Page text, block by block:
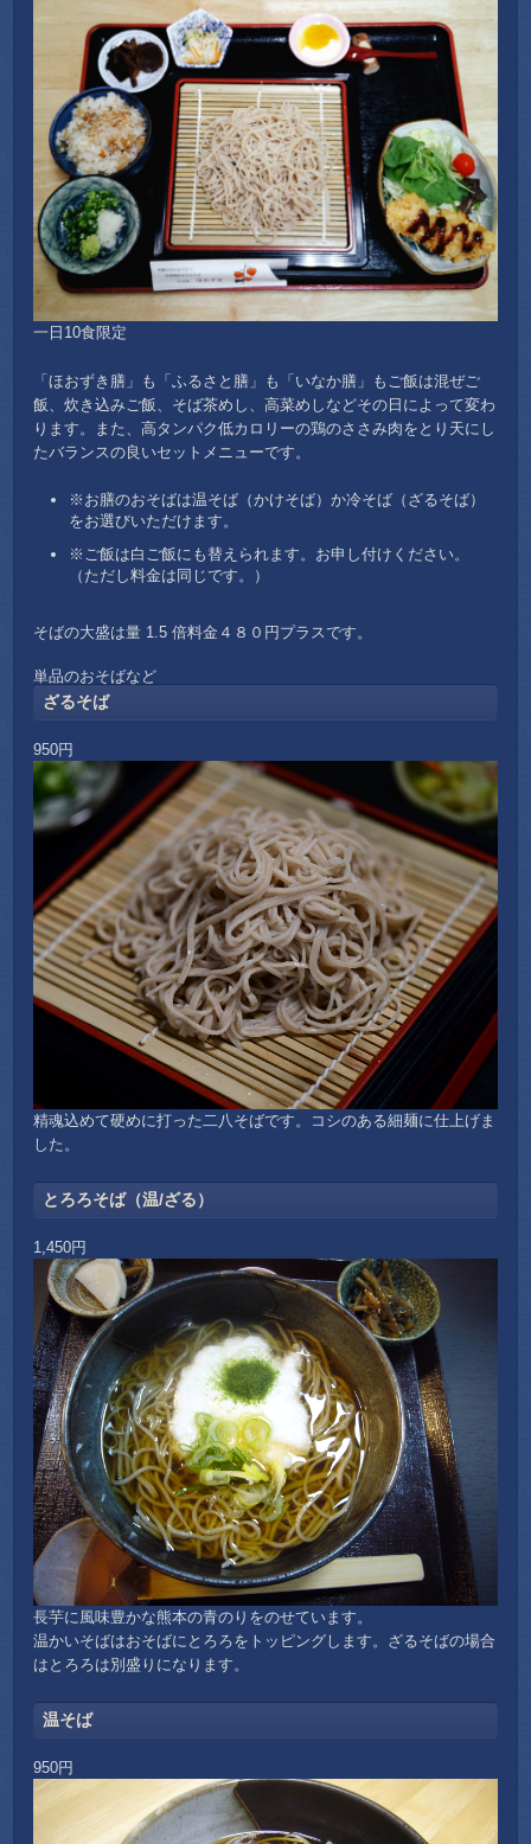
一日10食限定
「ほおずき膳」も「ふるさと膳」も「いなか膳」もご飯は混ぜご
飯、炊き込みご飯、そば茶めし、高菜めしなどその日によって変わ
ります。また、高タンパク低カロリーの鶏のささみ肉をとり天にし
たバランスの良いセットメニューです。
※お膳のおそばは温そば（かけそば）か冷そば（ざるそば）
をお選びいただけます。
※ご飯は白ご飯にも替えられます。お申し付けください。
（ただし料金は同じです。）
そばの大盛は量 1.5 倍料金４８０円プラスです。
単品のおそばなど
ざるそば
950円
精魂込めて硬めに打った二八そばです。コシのある細麺に仕上げま
した。
とろろそば（温/ざる）
1,450円
長芋に風味豊かな熊本の青のりをのせています。
温かいそばはおそばにとろろをトッピングします。ざるそばの場合
はとろろは別盛りになります。
温そば
950円